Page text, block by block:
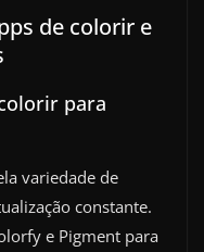
de colorir e
para
variedade de
constante.
e Pigment para